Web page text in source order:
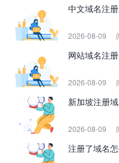
中文域名注
2026-08-09
网站域名注
2026-08-09
新加坡注册
2026-08-09
注册了域名